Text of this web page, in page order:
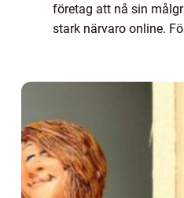
företag att nå sin
stark närvaro online.